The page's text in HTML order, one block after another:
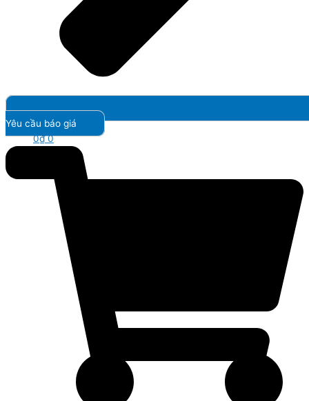
Yêu cầu báo giá
0₫ 0